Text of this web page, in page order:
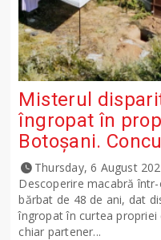
Misterul
îngropat în
Botoșani.
Thursday, 6 August
Descoperire macabră
bărbat de 48 de ani, dat
îngropat în curtea propriei
chiar partener...